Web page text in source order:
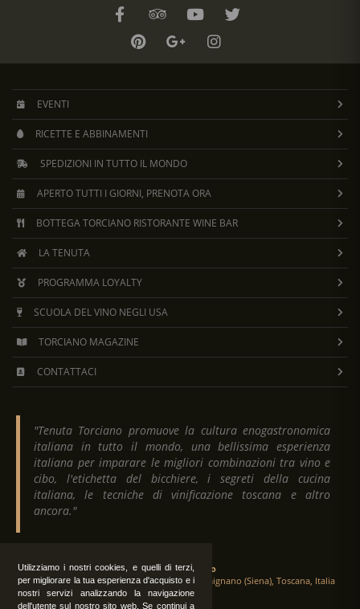
Utilizziamo i nostri cookies, e quelli di terzi,
per migliorare la tua esperienza d'acquisto e i
nostri servizi analizzando la navigazione
dell'utente sul nostro sito web. Se continui a
EVENTI
RICETTE E ABBINAMENTI
SPEDIZIONI IN TUTTO IL MONDO
APERTO TUTTI I GIORNI, PRENOTA ORA
BOTTEGA TORCIANO RISTORANTE WINE BAR
LA TENUTA
PROGRAMMA LOYALTY
SCUOLA DEL VINO NEGLI USA
TORCIANO MAGAZINE
CONTATTACI
"Tenuta Torciano promuove la cultura enogastronomica
italiana in tutto il mondo, una bellissima esperienza
italiana per imparare le migliori combinazioni tra vino e
cibo, l'etichetta del bicchiere, i segreti della cucina
italiana, le tecniche di vinificazione toscana e altro
ancora."
Tenuta Torciano
Via Crocetta 16, Loc. Ulignano 53037 San Gimignano (Siena), Toscana, Italia